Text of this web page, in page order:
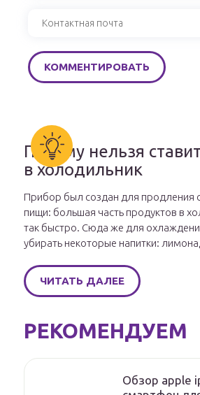
Почему нельзя
в холодильник
Прибор был создан для продления
пищи: большая часть продуктов в
так быстро. Сюда же для
убирать некоторые напитки:
ЧИТАТЬ ДАЛЕЕ
РЕКОМЕНДУЕМ
Обзор apple